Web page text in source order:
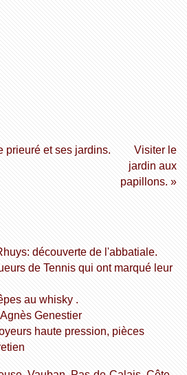
prieuré et ses jardins.
Visiter le
jardin aux
papillons. »
découverte de l'abbatiale.
de Tennis qui ont marqué leur
au whisky .
Genestier
haute pression, pièces